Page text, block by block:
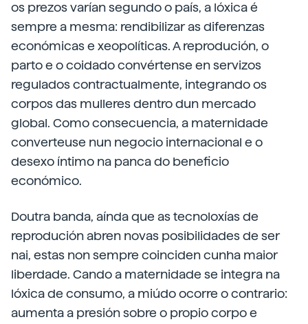
os prezos varían segundo o país, a lóxica é
sempre a mesma: rendibilizar as diferenzas
económicas e xeopolíticas. A reprodución, o
parto e o coidado convértense en servizos
regulados contractualmente, integrando os
corpos das mulleres dentro dun mercado
global. Como consecuencia, a maternidade
converteuse nun negocio internacional e o
desexo íntimo na panca do beneficio
económico.
Doutra banda, aínda que as tecnoloxías de
reprodución abren novas posibilidades de ser
nai, estas non sempre coinciden cunha maior
liberdade. Cando a maternidade se integra na
lóxica de consumo, a miúdo ocorre o contrario:
aumenta a presión sobre o propio corpo e